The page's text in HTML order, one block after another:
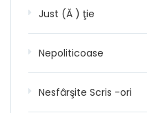
Just (Ă ) ţie
Nepoliticoase
Nesfârşite Scris -ori